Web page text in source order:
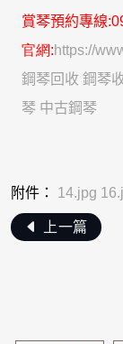
賞琴預約專線
官網:https://
鋼琴回收 鋼琴
琴 中古鋼琴
附件： 14.jpg
上一篇